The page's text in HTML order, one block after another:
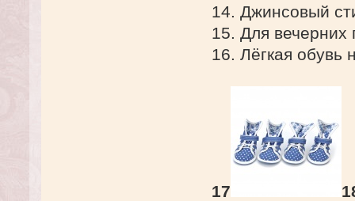
14. Джинсовый
15. Для вечерних
16. Лёгкая обувь
17